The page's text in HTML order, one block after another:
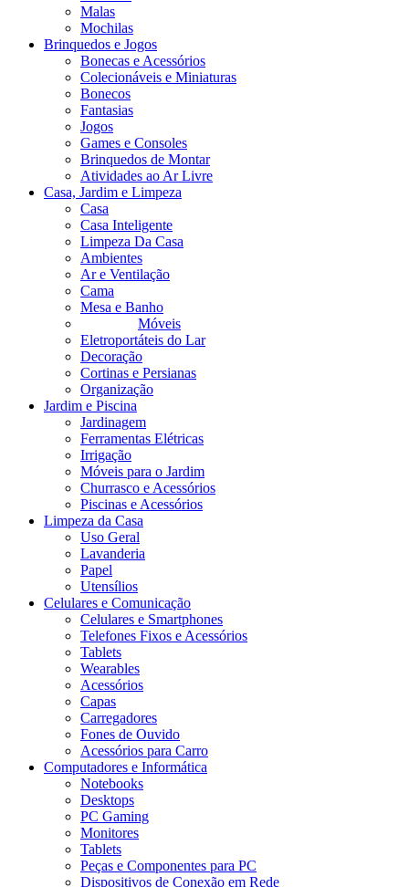
Malas
Mochilas
Brinquedos e Jogos
Bonecas e Acessórios
Colecionáveis e Miniaturas
Bonecos
Fantasias
Jogos
Games e Consoles
Brinquedos de Montar
Atividades ao Ar Livre
Casa, Jardim e Limpeza
Casa
Casa Inteligente
Limpeza Da Casa
Ambientes
Ar e Ventilação
Cama
Mesa e Banho
Móveis
Eletroportáteis do Lar
Decoração
Cortinas e Persianas
Organização
Jardim e Piscina
Jardinagem
Ferramentas Elétricas
Irrigação
Móveis para o Jardim
Churrasco e Acessórios
Piscinas e Acessórios
Limpeza da Casa
Uso Geral
Lavanderia
Papel
Utensílios
Celulares e Comunicação
Celulares e Smartphones
Telefones Fixos e Acessórios
Tablets
Wearables
Acessórios
Capas
Carregadores
Fones de Ouvido
Acessórios para Carro
Computadores e Informática
Notebooks
Desktops
PC Gaming
Monitores
Tablets
Peças e Componentes para PC
Dispositivos de Conexão em Rede